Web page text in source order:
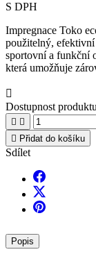
S DPH
Impregnace Toko
použitelný,
sportovní a funkční
která umožňuje

Dostupnost
 
 Přidat do košíku
Sdílet
Popis